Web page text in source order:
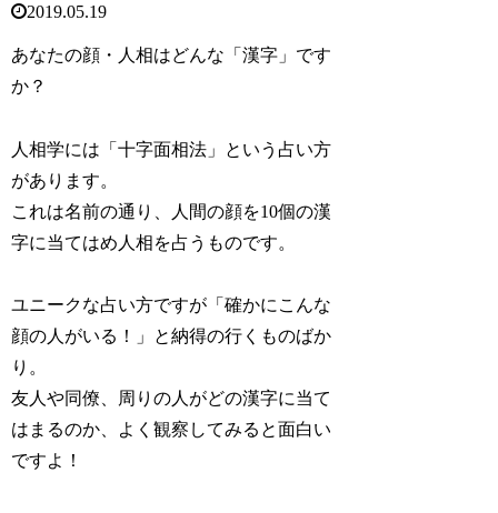
2019.05.19
あなたの顔・人相はどんな「漢字」です
か？
人相学には「十字面相法」という占い方
があります。
これは名前の通り、人間の顔を10個の漢
字に当てはめ人相を占うものです。
ユニークな占い方ですが「確かにこんな
顔の人がいる！」と納得の行くものばか
り。
友人や同僚、周りの人がどの漢字に当て
はまるのか、よく観察してみると面白い
ですよ！